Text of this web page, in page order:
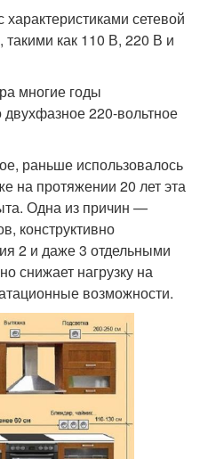
сетевой
такими как 110 В, 220 В и
многие годы
220-вольтное
раньше использовалось
на протяжении 20 лет эта
Одна из причин —
конструктивно
2 и даже 3 отдельными
снижает нагрузку на
возможности.